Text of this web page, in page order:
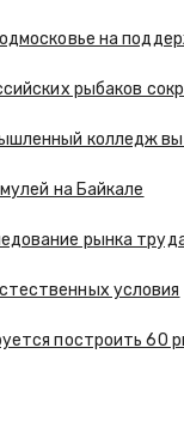
на
рыбаков
колледж
на Байкале
рынка
условия
построить 60